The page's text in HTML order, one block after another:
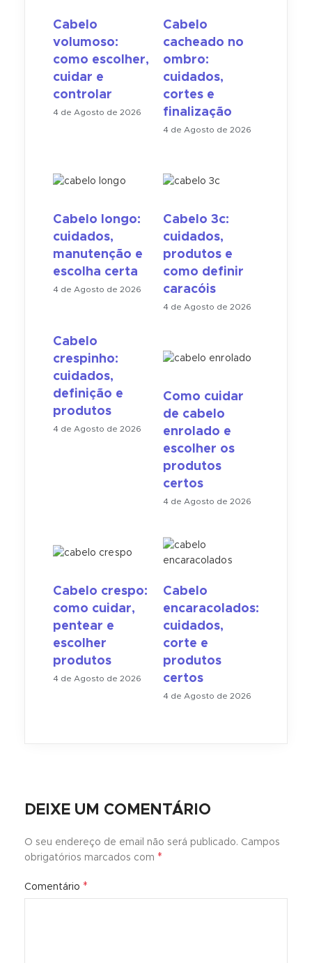
Cabelo
volumoso:
como escolher,
cuidar e
controlar
4 de Agosto de 2026
Cabelo
cacheado no
ombro:
cuidados,
cortes e
finalização
4 de Agosto de 2026
Cabelo longo:
cuidados,
manutenção e
escolha certa
4 de Agosto de 2026
Cabelo 3c:
cuidados,
produtos e
como definir
caracóis
4 de Agosto de 2026
Cabelo
crespinho:
cuidados,
definição e
produtos
4 de Agosto de 2026
Como cuidar
de cabelo
enrolado e
escolher os
produtos
certos
4 de Agosto de 2026
Cabelo crespo:
como cuidar,
pentear e
escolher
produtos
4 de Agosto de 2026
Cabelo
encaracolados:
cuidados,
corte e
produtos
certos
4 de Agosto de 2026
DEIXE UM COMENTÁRIO
O seu endereço de email não será publicado. Campos
obrigatórios marcados com *
Comentário *